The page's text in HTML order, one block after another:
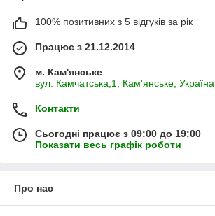
100% позитивних з 5 відгуків за рік
Працює з 21.12.2014
м. Кам'янське
вул. Камчатська,1, Кам'янське, Україна
Контакти
Сьогодні працює з 09:00 до 19:00
Показати весь графік роботи
Про нас